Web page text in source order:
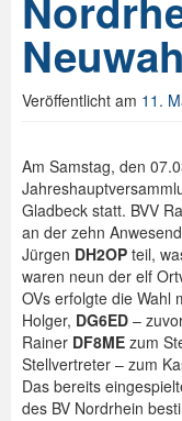
Veröffentlicht am 11.
Am Samstag, den
Gladbeck statt. BVV
an der zehn
Jürgen DH2OP teil,
waren neun der elf
OVs erfolgte die Wahl
Holger, DG6ED –
Rainer DF8ME zum
Stellvertreter – zum
Das bereits
des BV Nordrhein